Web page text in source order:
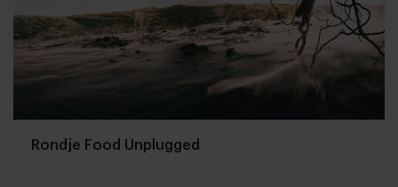
Rondje Food Unplugged